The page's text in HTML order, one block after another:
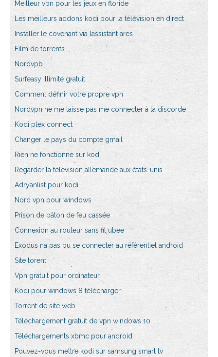
Meilleur vpn pour les jeux en floride
Les meilleurs addons kodi pour la télévision en direct
Installer le covenant via lassistant ares
Film de torrents
Nordvpb
Surfeasy illimité gratuit
Comment définir votre propre vpn
Nordvpn ne me laisse pas me connecter à la discorde
Kodi plex connect
Changer le pays du compte gmail
Rien ne fonctionne sur kodi
Regarder la télévision allemande aux états-unis
Adryanlist pour kodi
Nord vpn pour windows
Prison de bâton de feu cassée
Connexion au routeur sans fil ubee
Exodus na pas pu se connecter au référentiel android
Site torent
Vpn gratuit pour ordinateur
Kodi pour windows 8 télécharger
Torrent de site web
Téléchargement gratuit de vpn windows 10
Téléchargements xbmc pour android
Pouvez-vous mettre kodi sur samsung smart tv